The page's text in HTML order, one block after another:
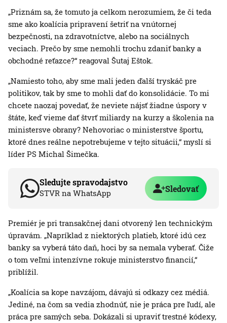
„Priznám sa, že tomuto ja celkom nerozumiem, že či teda
sme ako koalícia pripravení šetriť na vnútornej
bezpečnosti, na zdravotníctve, alebo na sociálnych
veciach. Prečo by sme nemohli trochu zdaniť banky a
obchodné reťazce?“ reagoval Šutaj Eštok.
„Namiesto toho, aby sme mali jeden ďalší tryskáč pre
politikov, tak by sme to mohli dať do konsolidácie. To mi
chcete naozaj povedať, že neviete nájsť žiadne úspory v
štáte, keď vieme dať štvrť miliardy na kurzy a školenia na
ministersve obrany? Nehovoriac o ministerstve športu,
ktoré dnes reálne nepotrebujeme v tejto situácii,“ myslí si
líder PS Michal Šimečka.
Sledujte spravodajstvo
STVR na WhatsApp Sledovať
Premiér je pri transakčnej dani otvorený len technickým
úpravám. „Napríklad z niektorých platieb, ktoré idú cez
banky sa vyberá táto daň, hoci by sa nemala vyberať. Čiže
o tom veľmi intenzívne rokuje ministerstvo financií,“
priblížil.
„Koalícia sa kope navzájom, dávajú si odkazy cez médiá.
Jediné, na čom sa vedia zhodnúť, nie je práca pre ľudí, ale
práca pre samých seba. Dokázali si upraviť trestné kódexy,